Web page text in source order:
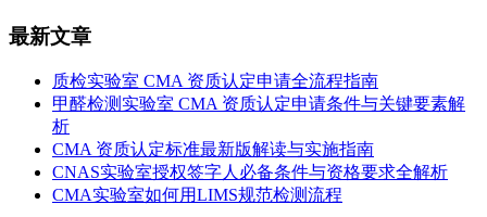
最新文章
质检实验室 CMA 资质认定申请全流程指南
甲醛检测实验室 CMA 资质认定申请条件与关键要素解
析
CMA 资质认定标准最新版解读与实施指南
CNAS实验室授权签字人必备条件与资格要求全解析
CMA实验室如何用LIMS规范检测流程